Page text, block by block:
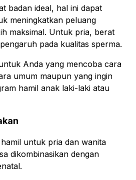
badan ideal, hal ini dapat
meningkatkan peluang
maksimal. Untuk pria, berat
pada kualitas sperma.
Anda yang mencoba cara
umum maupun yang ingin
hamil anak laki-laki atau
untuk pria dan wanita
dikombinasikan dengan